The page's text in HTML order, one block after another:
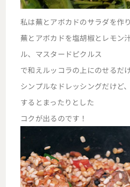
私は蕪とアボカドのサラダを作り
蕪とアボカドを塩胡椒とレモン
ル、マスタードピクルス
で和えルッコラの上にのせるだけ
シンプルなドレッシングだけど、
するとまったりとした
コクが出るのです！